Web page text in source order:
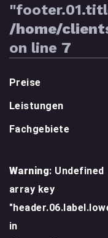
/home/
on line 7
Preise
Leistungen
Fachgebiete
Warning: Undefined
array key
in